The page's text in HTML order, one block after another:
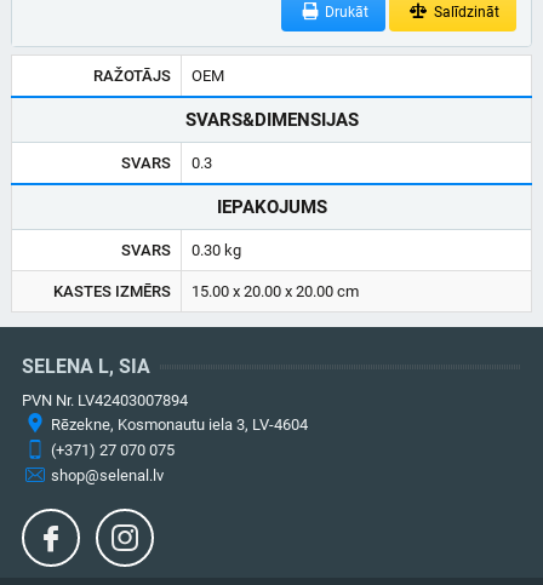
Drukāt Salīdzināt
RAŽOTĀJS OEM
SVARS&DIMENSIJAS
SVARS 0.3
IEPAKOJUMS
SVARS 0.30 kg
KASTES IZMĒRS 15.00 x 20.00 x 20.00 cm
SELENA L, SIA
PVN Nr. LV42403007894
Rēzekne, Kosmonautu iela 3, LV-4604
(+371) 27 070 075
shop@selenal.lv